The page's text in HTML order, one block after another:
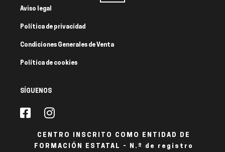
Aviso legal
Política de privacidad
Condiciones Generales de Venta
Política de cookies
SÍGUENOS
CENTRO INSCRITO COMO ENTIDAD DE
FORMACIÓN ESTATAL - N.º de registro